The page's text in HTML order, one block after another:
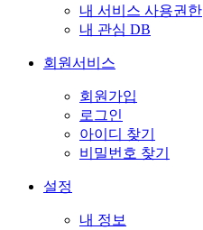
내 서비스 사용권한
내 관심 DB
회원서비스
회원가입
로그인
아이디 찾기
비밀번호 찾기
설정
내 정보